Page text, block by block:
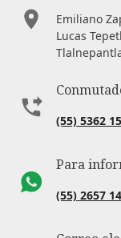
Emiliano
Lucas
(55) 5362
Para
(55) 2657